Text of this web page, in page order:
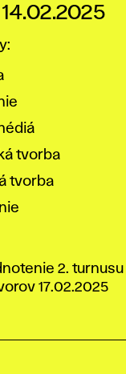
tvorba
tvorba
2. turnusu
17.02.2025